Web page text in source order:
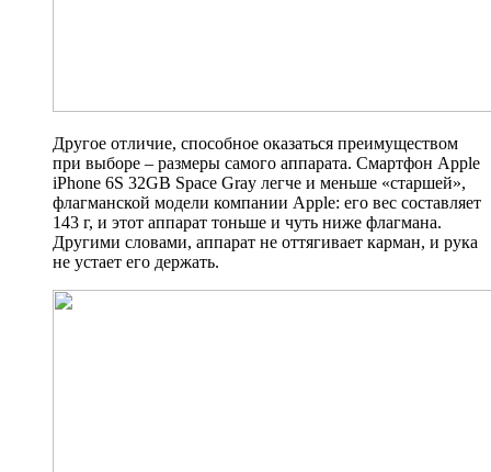
Другое отличие, способное оказаться преимуществом
при выборе – размеры самого аппарата. Смартфон Apple
iPhone 6S 32GB Space Gray легче и меньше «старшей»,
флагманской модели компании Apple: его вес составляет
143 г, и этот аппарат тоньше и чуть ниже флагмана.
Другими словами, аппарат не оттягивает карман, и рука
не устает его держать.